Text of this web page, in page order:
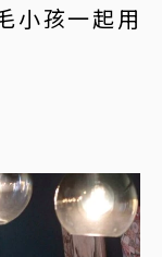
小孩一起用